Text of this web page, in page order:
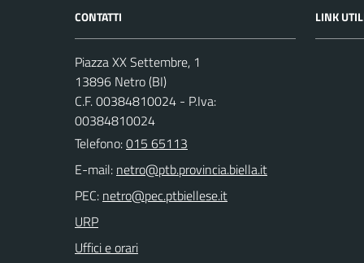
CONTATTI
Piazza XX Settembre, 1
13896 Netro (BI)
C.F. 00384810024 - P.Iva:
00384810024
Telefono:015 65113
E-mail:
PEC:
URP
Uffici e orari
LINK